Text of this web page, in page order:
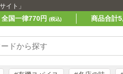
イト」
国一律770円 (税込) 商品合計